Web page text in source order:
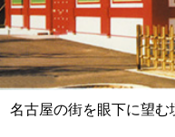
名古屋の街を眼下に望む